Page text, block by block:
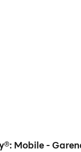
Mobile -